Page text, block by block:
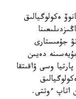
ەكولوگيالىق
جۇمىستارى
دەيىن
وسى ۋاقىتقا
ەكولوگيالىق
اتاپ ءوتتى.